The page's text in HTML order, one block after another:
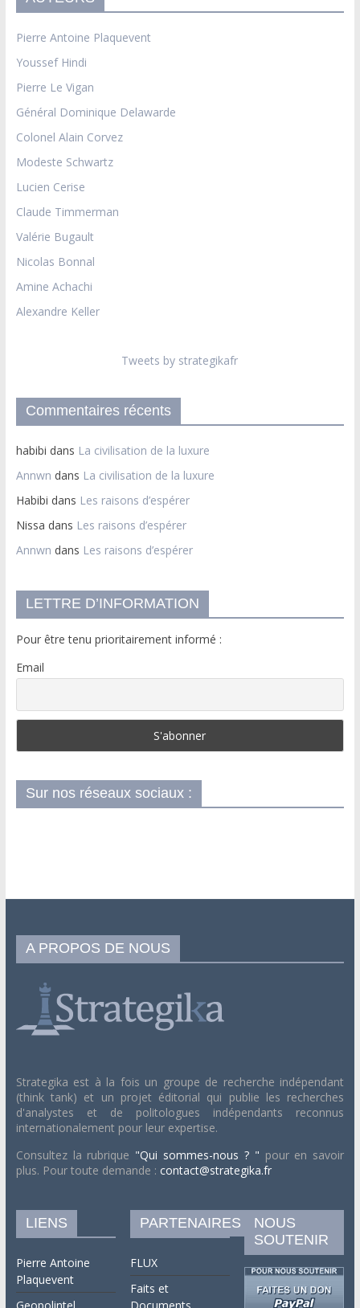
Pierre Antoine Plaquevent
Youssef Hindi
Pierre Le Vigan
Général Dominique Delawarde
Colonel Alain Corvez
Modeste Schwartz
Lucien Cerise
Claude Timmerman
Valérie Bugault
Nicolas Bonnal
Amine Achachi
Alexandre Keller
Tweets by strategikafr
Commentaires récents
habibi dans La civilisation de la luxure
Annwn dans La civilisation de la luxure
Habibi dans Les raisons d’espérer
Nissa dans Les raisons d’espérer
Annwn dans Les raisons d’espérer
LETTRE D’INFORMATION
Pour être tenu prioritairement informé :
Email
Sur nos réseaux sociaux :
A PROPOS DE NOUS
Strategika est à la fois un groupe de recherche indépendant
(think tank) et un projet éditorial qui publie les recherches
d'analystes et de politologues indépendants reconnus
internationalement pour leur expertise.
Consultez la rubrique "Qui sommes-nous ? " pour en savoir
plus. Pour toute demande : contact@strategika.fr
LIENS
Pierre Antoine
Plaquevent
PARTENAIRES
FLUX
Faits et
NOUS
SOUTENIR